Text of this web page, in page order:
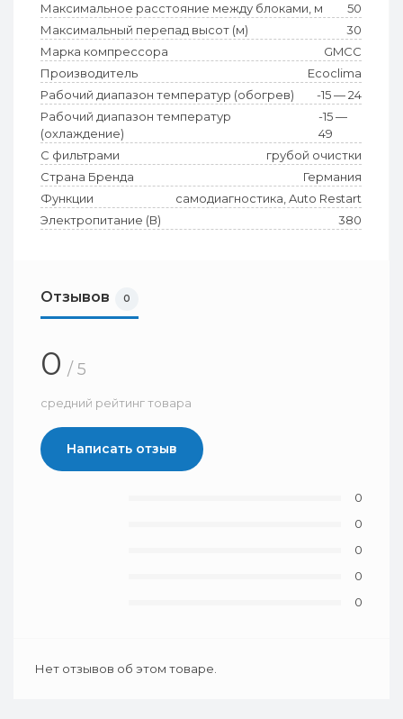
Максимальное расстояние между блоками, м
50
Максимальный перепад высот (м)
30
Марка компрессора
GMCC
Производитель
Ecoclima
Рабочий диапазон температур (обогрев)
-15 — 24
Рабочий диапазон температур
(охлаждение)
-15 —
49
С фильтрами
грубой очистки
Страна Бренда
Германия
Функции
самодиагностика, Auto Restart
Электропитание (В)
380
Отзывов 0
0 / 5
средний рейтинг товара
Написать отзыв
0
0
0
0
0
Нет отзывов об этом товаре.